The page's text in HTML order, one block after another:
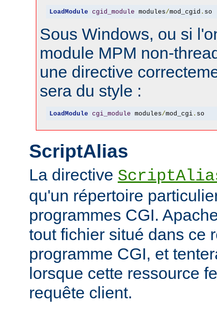
LoadModule cgid_module modules/mod_cgid . so
Sous Windows, ou si
module MPM non-
une directive
sera du style :
LoadModule cgi_module modules/mod_cgi. so
ScriptAlias
La directive
qu'un répertoire
programmes CGI.
tout fichier situé dans ce
programme CGI, et
lorsque cette ressource
requête client.